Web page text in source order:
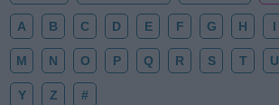
A B C D E F G H I
M N O P Q R S T U
Y Z #